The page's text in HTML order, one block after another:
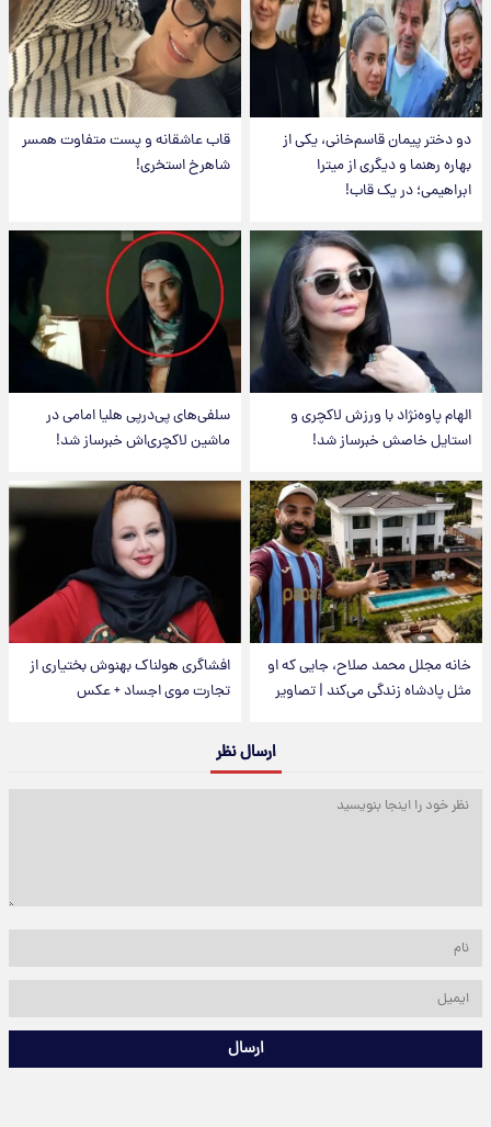
دو دختر پیمان قاسم‌خانی، یکی از
بهاره رهنما و دیگری از میترا
ابراهیمی؛ در یک قاب!
قاب عاشقانه و پست متفاوت همسر
شاهرخ استخری!
الهام پاوه‌نژاد با ورزش لاکچری و
استایل خاصش خبرساز شد!
سلفی‌های پی‌درپی هلیا امامی در
ماشین لاکچری‌اش خبرساز شد!
خانه مجلل محمد صلاح، جایی که او
مثل پادشاه زندگی می‌کند | تصاویر
افشاگری هولناک بهنوش بختیاری از
تجارت موی اجساد + عکس
ارسال نظر
ارسال